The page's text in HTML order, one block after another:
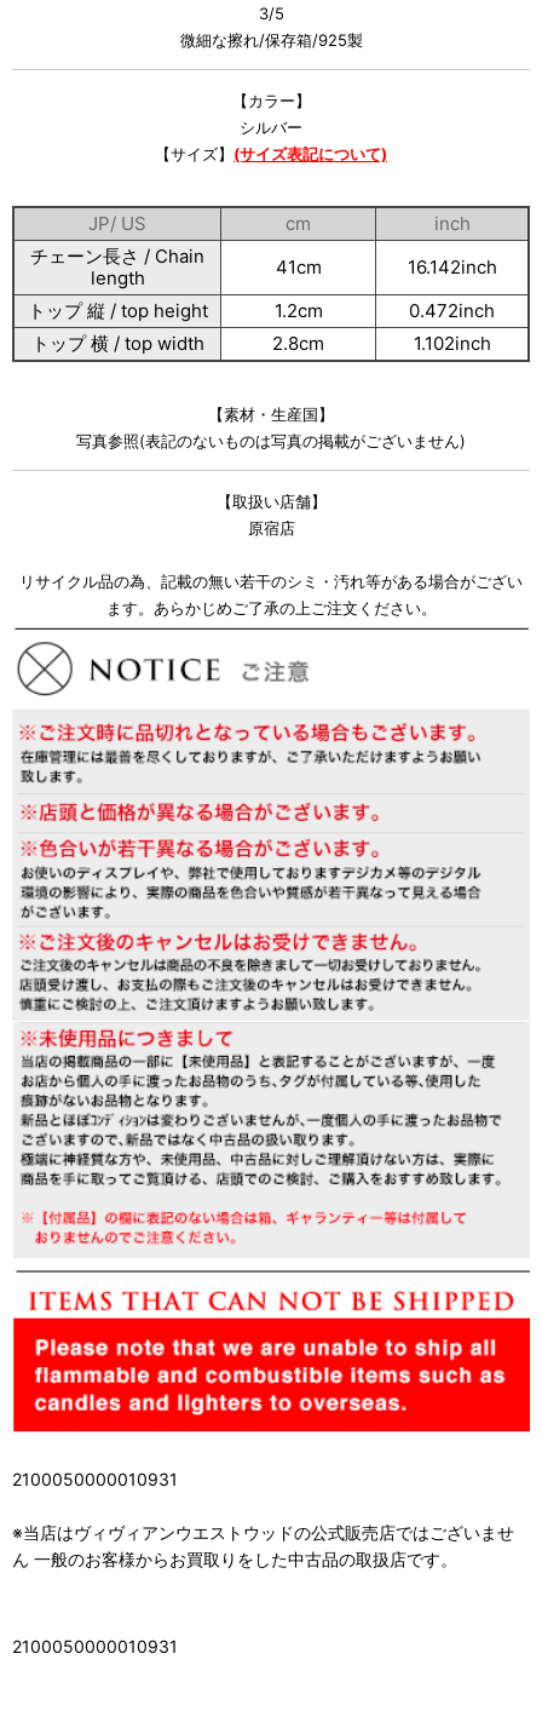
3/5
微細な擦れ/保存箱/925製
【カラー】
シルバー
【サイズ】 (サイズ表記について)
JP/ US cm
inch
チェーン長さ / Chain
length
41cm
16.142inch
トップ 縦 / top height
1.2cm
0.472inch
トップ 横 / top width
2.8cm 1.102inch
【素材・生産国】
写真参照(表記のないものは写真の掲載がございません)
【取扱い店舗】
原宿店
リサイクル品の為、記載の無い若干のシミ・汚れ等がある場合がござい
ます。あらかじめご了承の上ご注文ください。
2100050000010931
※当店はヴィヴィアンウエストウッドの公式販売店ではございませ
ん 一般のお客様からお買取りをした中古品の取扱店です。
2100050000010931